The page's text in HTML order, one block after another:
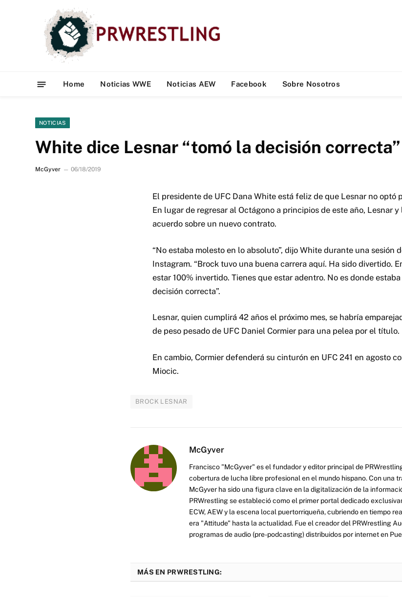
Home Noticias WWE Noticias AEW Facebook Sobre Nosotros
NOTICIAS
White dice Lesnar “tomó la decisión
McGyver 06/18/2019
El presidente de UFC Dana White está feliz de que Lesnar no optó
En lugar de regresar al Octágono a principios de este año, Lesnar
acuerdo sobre un nuevo contrato.
“No estaba molesto en lo absoluto”, dijo White durante una sesión
Instagram. “Brock tuvo una buena carrera aquí. Ha sido divertido.
estar 100% invertido. Tienes que estar adentro. No es donde estaba
decisión correcta”.
Lesnar, quien cumplirá 42 años el próximo mes, se habría
de peso pesado de UFC Daniel Cormier para una pelea por el título.
En cambio, Cormier defenderá su cinturón en UFC 241 en agosto
Miocic.
BROCK LESNAR
McGyver
Francisco "McGyver" es el fundador y editor principal de
cobertura de lucha libre profesional en el mundo hispano. Con una
McGyver ha sido una figura clave en la digitalización de la
PRWrestling se estableció como el primer portal dedicado
ECW, AEW y la escena local puertorriqueña, cubriendo en tiempo
era "Attitude" hasta la actualidad. Fue el creador del PRWrestling
programas de audio (pre-podcasting) distribuidos por internet en
MÁS EN PRWRESTLING: